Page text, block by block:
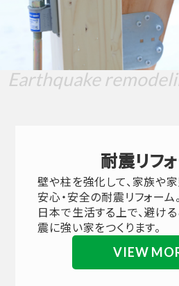
Earthquake
耐震リフ
壁や柱を強化して、家族や
安心・安全の耐震リフォーム。
日本で生活する上で、避け
震に強い家をつくります。
VIEW